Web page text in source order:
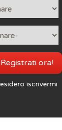
iscrivermi
Registrati ora!